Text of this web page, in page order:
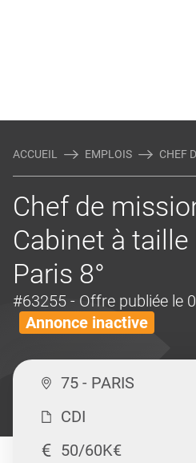
ACCUEIL EMPLOIS CHEF
Chef de
Cabinet à
Paris 8°
#63255 - Offre publiée le
Annonce inactive
75 - PARIS
CDI
50/60K€